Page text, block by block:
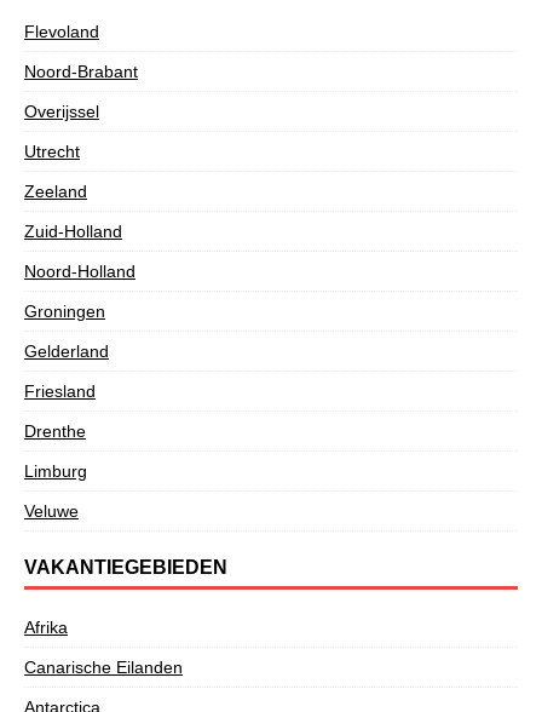
Flevoland
Noord-Brabant
Overijssel
Utrecht
Zeeland
Zuid-Holland
Noord-Holland
Groningen
Gelderland
Friesland
Drenthe
Limburg
Veluwe
VAKANTIEGEBIEDEN
Afrika
Canarische Eilanden
Antarctica